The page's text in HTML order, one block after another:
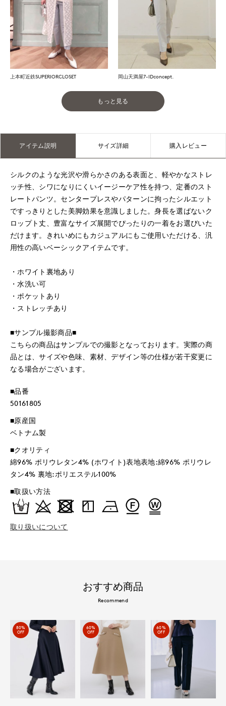
上本町近鉄SUPERIORCLOSET 岡山天満屋7-IDconcept.
もっと見る
アイテム説明 サイズ詳細 購入レビュー
シルクのような光沢や滑らかさのある表面と、軽やかなストレ
ッチ性、シワになりにくいイージーケア性を持つ、定番のスト
レートパンツ。センタープレスやパターンに拘ったシルエット
ですっきりとした美脚効果を意識しました。身長を選ばないク
ロップト丈、豊富なサイズ展開でぴったりの一着をお選びいた
だけます。きれいめにもカジュアルにもご使用いただける、汎
用性の高いベーシックアイテムです。
・ホワイト裏地あり
・水洗い可
・ポケットあり
・ストレッチあり
■サンプル撮影商品■
こちらの商品はサンプルでの撮影となっております。実際の商
品とは、サイズや色味、素材、デザイン等の仕様が若干変更に
なる場合がございます。
■品番
50161805
■原産国
ベトナム製
■クオリティ
綿96% ポリウレタン4% (ホワイト)表地表地:綿96% ポリウレ
タン4% 裏地:ポリエステル100%
■取扱い方法
取り扱いについて
おすすめ商品
Recommend
80%
OFF
60%
OFF
60%
OFF